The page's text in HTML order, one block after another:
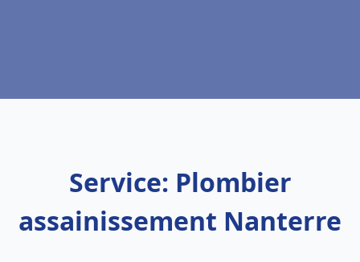
Service: Plombier
assainissement Nanterre